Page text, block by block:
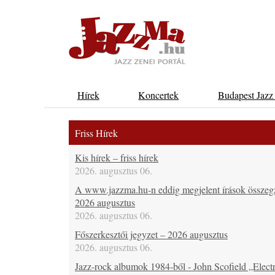
Hírek Koncertek Budapest
Friss Hírek
Kis hírek – friss hírek
2026. augusztus 06.
A www.jazzma.hu-n eddig megjelent írások
2026 augusztus
2026. augusztus 06.
Főszerkesztői jegyzet – 2026 augusztus
2026. augusztus 06.
Jazz-rock albumok 1984-ből - John Scofield